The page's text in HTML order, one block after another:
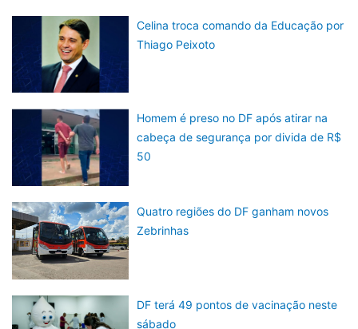
Celina troca comando da Educação por
Thiago Peixoto
Homem é preso no DF após atirar na
cabeça de segurança por divida de R$
50
Quatro regiões do DF ganham novos
Zebrinhas
DF terá 49 pontos de vacinação neste
sábado